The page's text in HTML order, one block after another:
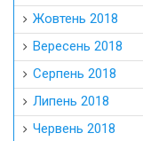
Жовтень 2018
Вересень 2018
Серпень 2018
Липень 2018
Червень 2018